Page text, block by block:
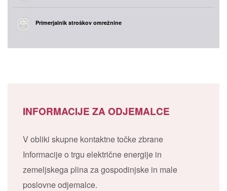
Primerjalnik stroškov omrežnine
INFORMACIJE ZA ODJEMALCE
V obliki skupne kontaktne točke zbrane
Informacije o trgu električne energije in
zemeljskega plina za gospodinjske in male
poslovne odjemalce.